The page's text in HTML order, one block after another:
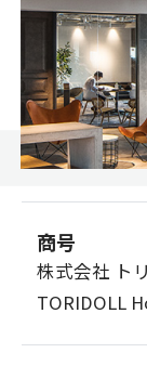
商号
株式会社 ト
TORIDOLL